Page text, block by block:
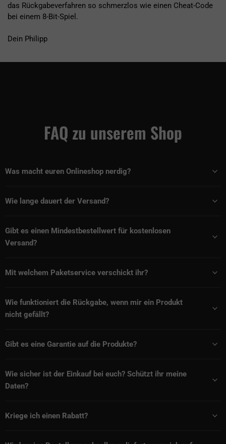
das Rückgabeverfahren so schmerzlos wie einen Cheat-Code
bei einem 8-Bit-Spiel.
Dein Philipp
FAQ zu unserem Shop
Was macht euren Onlineshop nerdig?
Wie lange dauert der Versand?
Gibt es einen Mindestbestellwert für kostenlosen
Versand?
Mit welchem Paketservice verschickt ihr?
Wie funktioniert die Rückgabe, wenn mir ein Produkt
nicht gefällt?
Gibt es eine Garantie auf die Produkte?
Wie sicher ist der Einkauf bei euch? Schützt ihr meine
Daten?
Kriege ich einen Rabatt?